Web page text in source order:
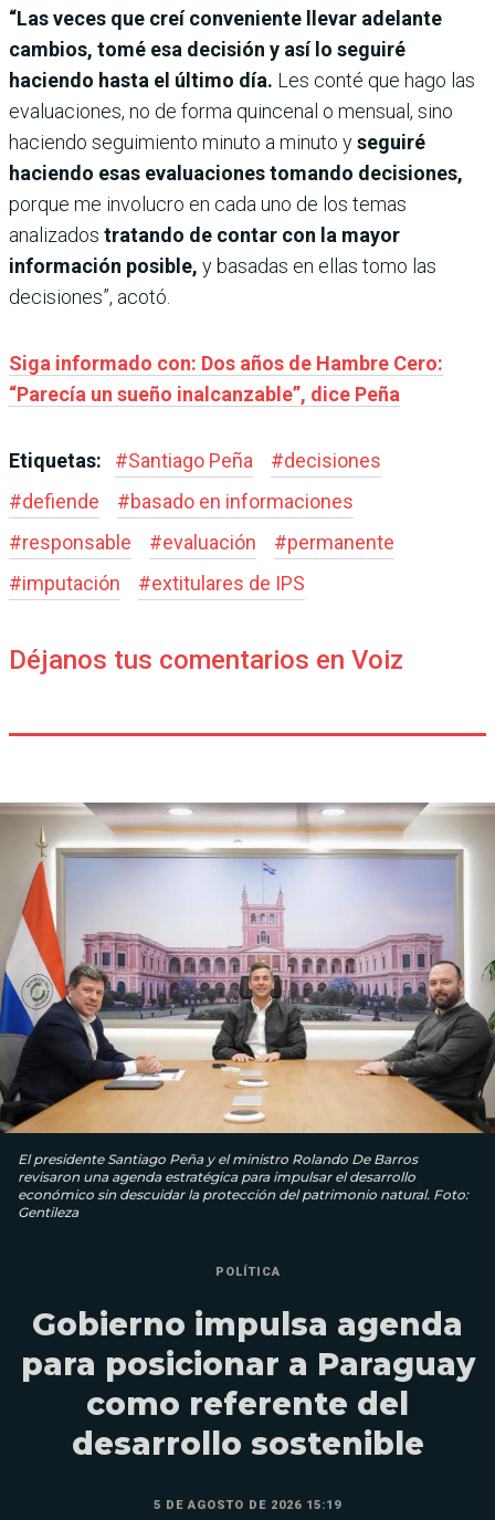
“Las veces que creí conveniente llevar adelante
cambios, tomé esa decisión y así lo seguiré
haciendo hasta el último día. Les conté que hago las
evaluaciones, no de forma quincenal o mensual, sino
haciendo seguimiento minuto a minuto yseguiré
haciendo esas evaluaciones tomando decisiones,
porque me involucro en cada uno de los temas
analizados tratando de contar con la mayor
información posible, y basadas en ellas tomo las
decisiones”, acotó.
Siga informado con: Dos años de Hambre Cero:
“Parecía un sueño inalcanzable”, dice Peña
Etiquetas: #Santiago Peña #decisiones
#defiende #basado en informaciones
#responsable #evaluación #permanente
#imputación #extitulares de IPS
Déjanos tus comentarios en Voiz
El presidente Santiago Peña y el ministro Rolando De Barros
revisaron una agenda estratégica para impulsar el desarrollo
económico sin descuidar la protección del patrimonio natural. Foto:
Gentileza
POLÍTICA
Gobierno impulsa agenda
para posicionar a Paraguay
como referente del
desarrollo sostenible
5 DE AGOSTO DE 2026 15:19